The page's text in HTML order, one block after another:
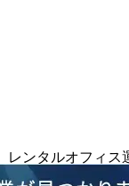
レンタルオフィ